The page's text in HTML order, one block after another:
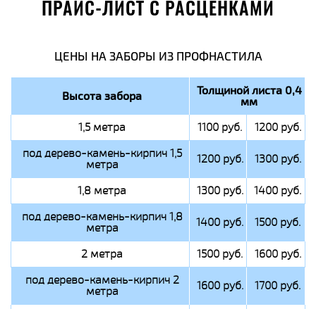
ПРАЙС-ЛИСТ С РАСЦЕНКАМИ
ЦЕНЫ НА ЗАБОРЫ ИЗ ПРОФНАСТИЛА
Высота забора Толщиной листа 0,4
мм
1,5 метра 1100 руб.
1200 руб.
под дерево-камень-кирпич 1,5
метра 1200 руб. 1300 руб.
1,8 метра 1300 руб.
1400 руб.
под дерево-камень-кирпич 1,8
метра 1400 руб. 1500 руб.
2 метра 1500 руб.
1600 руб.
под дерево-камень-кирпич 2
метра 1600 руб. 1700 руб.